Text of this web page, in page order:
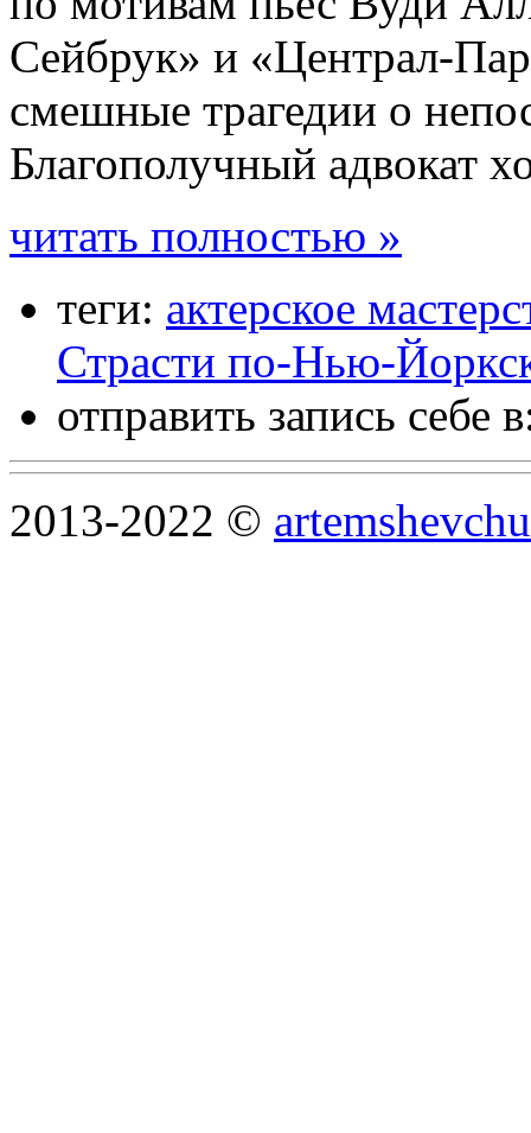
Сейбрук» и «Централ-
смешные трагедии о
Благополучный адвокат
читать полностью »
теги: актерское
Страсти по-Нью-
отправить запись себе
2013-2022 ©